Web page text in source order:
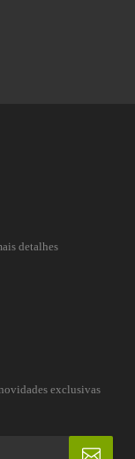
detalhes
exclusivas